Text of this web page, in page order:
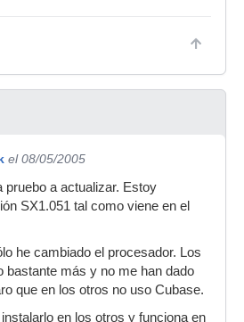
el 08/05/2005
pruebo a actualizar. Estoy
SX1.051 tal como viene en el
he cambiado el procesador. Los
bastante más y no me han dado
que en los otros no uso Cubase.
en los otros y funciona en